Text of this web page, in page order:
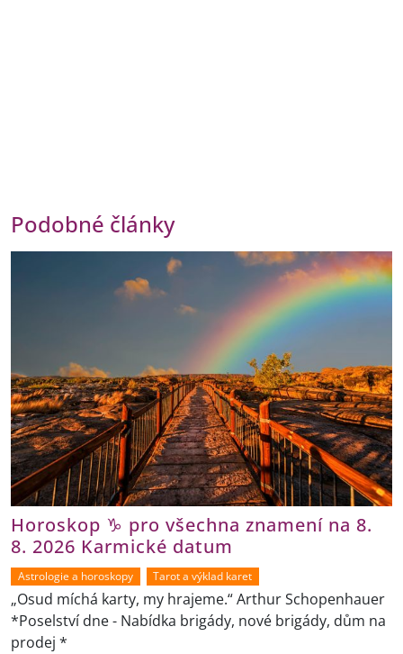
Podobné články
Horoskop ♑ pro všechna znamení na 8.
8. 2026 Karmické datum
Astrologie a horoskopy Tarot a výklad karet
„Osud míchá karty, my hrajeme.“ Arthur Schopenhauer
*Poselství dne - Nabídka brigády, nové brigády, dům na
prodej *